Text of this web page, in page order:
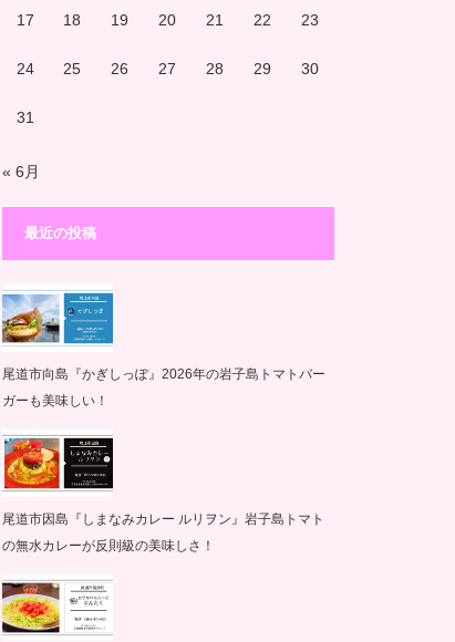
17 18 19 20 21 22 23
24 25 26 27 28 29 30
31
« 6月
最近の投稿
尾道市向島『かぎしっぽ』2026年の岩子島トマトバー
ガーも美味しい！
尾道市因島『しまなみカレー ルリヲン』岩子島トマト
の無水カレーが反則級の美味しさ！